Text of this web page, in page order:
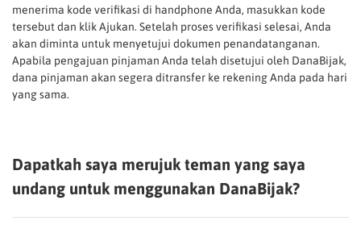
menerima kode verifikasi di handphone Anda, masukkan kode
tersebut dan klik Ajukan. Setelah proses verifikasi selesai, Anda
akan diminta untuk menyetujui dokumen penandatanganan.
Apabila pengajuan pinjaman Anda telah disetujui oleh DanaBijak,
dana pinjaman akan segera ditransfer ke rekening Anda pada hari
yang sama.
Dapatkah saya merujuk teman yang saya
undang untuk menggunakan DanaBijak?